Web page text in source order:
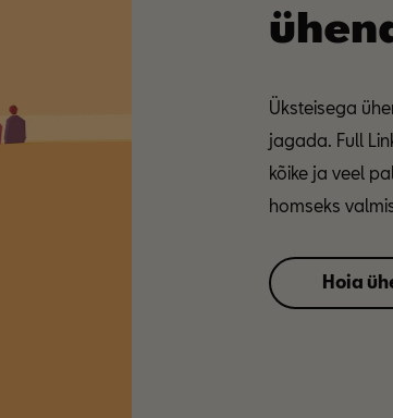
Üksteisega
jagada. Full
kõike ja veel
homseks
Hoia